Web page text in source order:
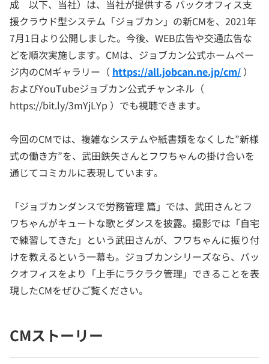
成 以下、当社）は、当社が提供する バックオフィス支
援クラウド型システム「ジョブカン」の新CMを、2021年
7月1日より公開しました。今後、WEB広告や交通広告な
どを順次実施します。CMは、ジョブカン公式ホームペー
ジ内のCMギャラリー（ https://all.jobcan.ne.jp/cm/ ）
およびYouTubeジョブカン公式チャンネル（
https://bit.ly/3mYjLYp ）でも視聴できます。
今回のCMでは、複雑なシステムや紙書類をなくした”新様
式の働き方”を、武田鉄矢さんとフワちゃんの掛け合いを
通じてコミカルに表現しています。
「ジョブカンダンスで労務管理 篇」では、武田さんとフ
ワちゃんがキュートな歌とダンスを披露。撮影では「自宅
で練習してきた」という武田さんが、フワちゃんに振り付
けを教えるという一幕も。ジョブカンシリーズなら、バッ
クオフィスをより「上手にラクラク管理」できることを表
現したCMをぜひご覧ください。
CMストーリー